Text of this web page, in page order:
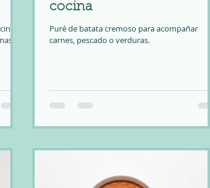
cocina
Puré de batata cremoso para acompañar
carnes, pescado o verduras.